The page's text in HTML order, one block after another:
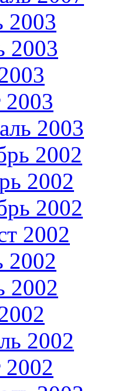
2003
2002
2002
2002
2002
2002